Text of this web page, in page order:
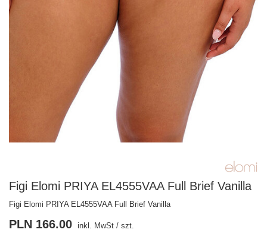
Figi Elomi PRIYA EL4555VAA Full Brief Vanilla
Figi Elomi PRIYA EL4555VAA Full Brief Vanilla
PLN 166.00 inkl. MwSt / szt.